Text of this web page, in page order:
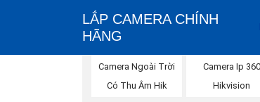
LẮP CAMERA CHÍNH
HÃNG
Camera Ngoài Trời
Có Thu Âm Hik
Camera Ip 360
Hikvision